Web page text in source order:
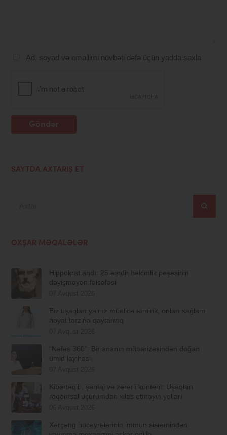
SAYTDA AXTARIŞ ET
OXŞAR MƏQALƏLƏR
Hippokrat andı: 25 əsrdir həkimlik peşəsinin
dəyişməyən fəlsəfəsi
Biz uşaqları yalnız müalicə etmirik, onları sağlam
həyat tərzinə qaytarırıq
“Nəfəs 360”: Bir ananın mübarizəsindən doğan
ümid layihəsi
Kibertəqib, şantaj və zərərli kontent: Uşaqları
rəqəmsal uçurumdan xilas etməyin yolları
Xərçəng hüceyrələrinin immun sistemindən
Ad, soyad və emailimi növbəti dəfə üçün yadda saxla
Göndər